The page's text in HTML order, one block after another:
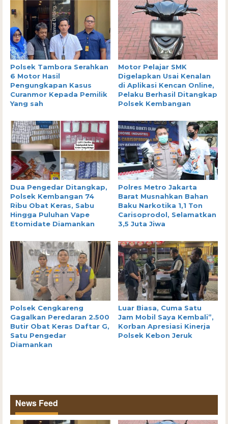
Polsek Tambora Serahkan
6 Motor Hasil
Pengungkapan Kasus
Curanmor Kepada Pemilik
Yang sah
Motor Pelajar SMK
Digelapkan Usai Kenalan
di Aplikasi Kencan Online,
Pelaku Berhasil Ditangkap
Polsek Kembangan
Dua Pengedar Ditangkap,
Polsek Kembangan 74
Ribu Obat Keras, Sabu
Hingga Puluhan Vape
Etomidate Diamankan
Polres Metro Jakarta
Barat Musnahkan Bahan
Baku Narkotika 1,1 Ton
Carisoprodol, Selamatkan
3,5 Juta Jiwa
Polsek Cengkareng
Gagalkan Peredaran 2.500
Butir Obat Keras Daftar G,
Satu Pengedar
Diamankan
Luar Biasa, Cuma Satu
Jam Mobil Saya Kembali”,
Korban Apresiasi Kinerja
Polsek Kebon Jeruk
News Feed